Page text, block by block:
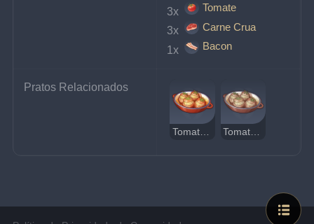
3x
Tomate
3x
Carne Crua
1x
Bacon
Pratos Relacionados
Tomates Narbonnaises